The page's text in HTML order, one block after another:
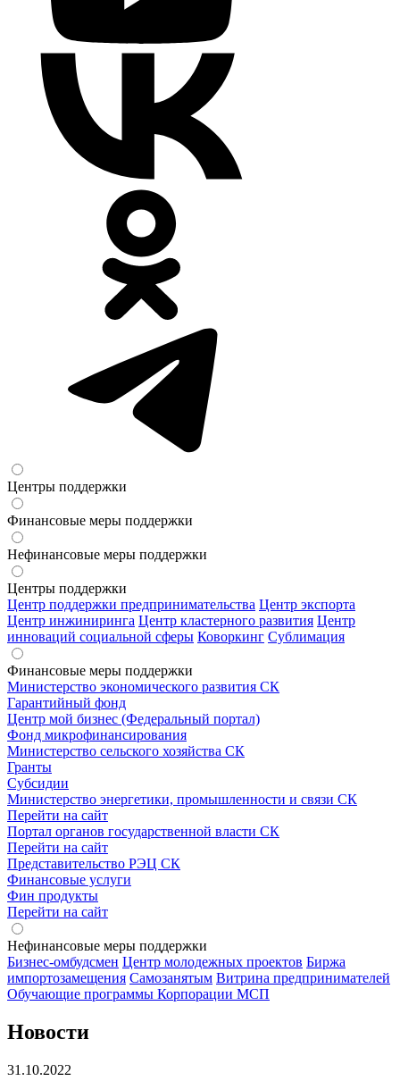
Центры поддержки
Финансовые меры поддержки
Нефинансовые меры поддержки
Центры поддержки
Центр поддержки предпринимательства Центр экспорта
Центр инжиниринга Центр кластерного развития Центр
инноваций социальной сферы Коворкинг Сублимация
Финансовые меры поддержки
Министерство экономического развития СК
Гарантийный фонд
Центр мой бизнес (Федеральный портал)
Фонд микрофинансирования
Министерство сельского хозяйства СК
Гранты
Субсидии
Министерство энергетики, промышленности и связи СК
Перейти на сайт
Портал органов государственной власти СК
Перейти на сайт
Представительство РЭЦ СК
Финансовые услуги
Фин продукты
Перейти на сайт
Нефинансовые меры поддержки
Бизнес-омбудсмен Центр молодежных проектов Биржа
импортозамещения Cамозанятым Витрина предпринимателей
Обучающие программы Корпорации МСП
Новости
31.10.2022